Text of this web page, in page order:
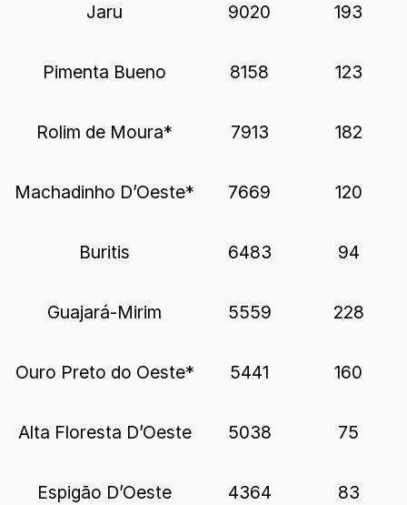
Jaru 9020 193
Pimenta Bueno 8158 123
Rolim de Moura* 7913 182
Machadinho D’Oeste* 7669 120
Buritis 6483 94
Guajará-Mirim 5559 228
Ouro Preto do Oeste* 5441 160
Alta Floresta D’Oeste 5038 75
Espigão D’Oeste 4364 83